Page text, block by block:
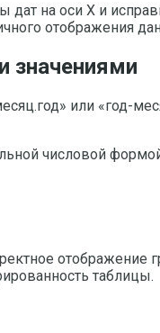
на оси X и
отображения
значениями
или «год-
числовой
отображение
таблицы.